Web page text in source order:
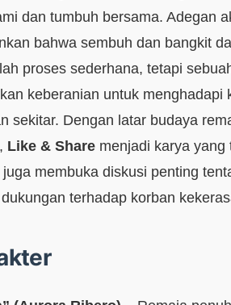
dan tumbuh bersama. Adegan
bahwa sembuh dan bangkit
proses sederhana, tetapi
keberanian untuk menghadapi
sekitar. Dengan latar budaya
Like & Share menjadi karya yang
membuka diskusi penting
terhadap korban